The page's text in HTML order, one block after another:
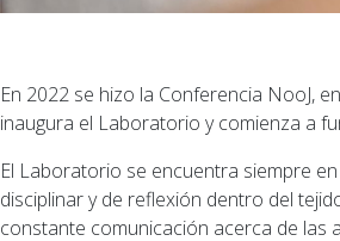
En 2022 se hizo la Conferencia NooJ,
inaugura el Laboratorio y comienza a
El Laboratorio se encuentra siempre
disciplinar y de reflexión dentro del
constante comunicación acerca de las